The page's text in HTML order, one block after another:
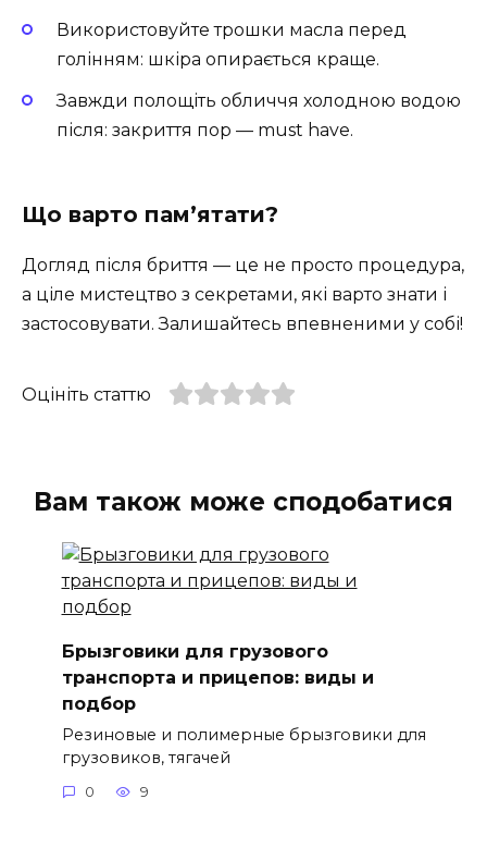
Використовуйте трошки масла перед
голінням: шкіра опирається краще.
Завжди полощіть обличчя холодною водою
після: закриття пор — must have.
Що варто пам’ятати?
Догляд після бриття — це не просто процедура,
а ціле мистецтво з секретами, які варто знати і
застосовувати. Залишайтесь впевненими у собі!
Оцініть статтю
Вам також може сподобатися
Брызговики для грузового
транспорта и прицепов: виды и
подбор
Резиновые и полимерные брызговики для
грузовиков, тягачей
0 9